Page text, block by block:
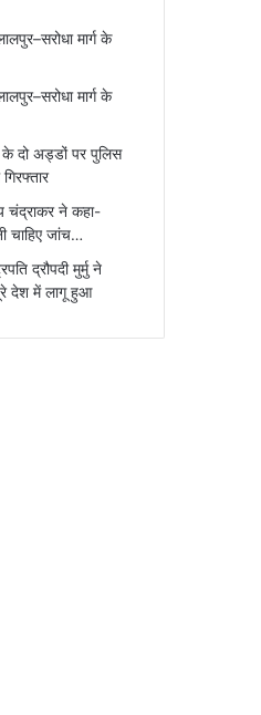
मार्ग के
मार्ग के
के दो अड्डों पर पुलिस
चंद्राकर ने कहा-
चाहिए जांच…
द्रौपदी मुर्मु ने
देश में लागू हुआ